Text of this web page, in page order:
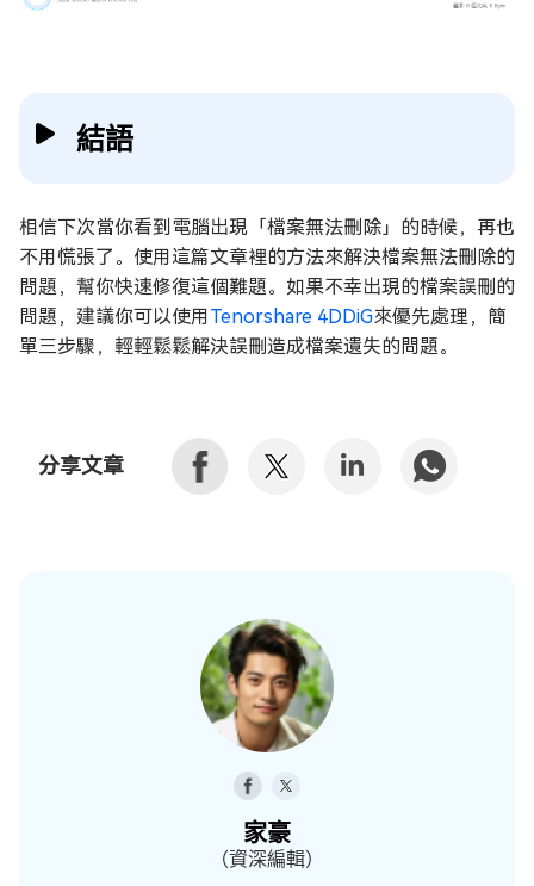
結語
相信下次當你看到電腦出現「檔案無法刪除」的時候，再也
不用慌張了。使用這篇文章裡的方法來解決檔案無法刪除的
問題，幫你快速修復這個難題。如果不幸出現的檔案誤刪的
問題，建議你可以使用Tenorshare 4DDiG來優先處理，簡
單三步驟，輕輕鬆鬆解決誤刪造成檔案遺失的問題。
分享文章
家豪
（資深編輯）